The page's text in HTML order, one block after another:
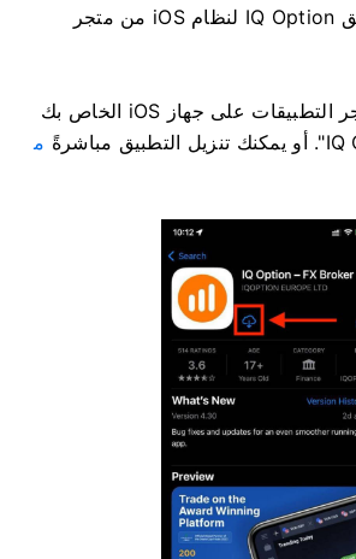
1: نزّل تطبيق IQ Option لنظام iOS من متجر
ابدأ بالذهاب إلى متجر التطبيقات على جهاز iOS الخاص بك
م